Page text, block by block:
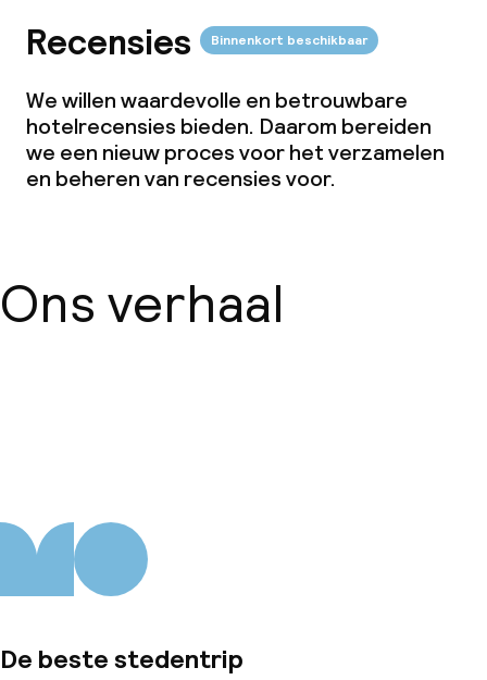
Recensies Binnenkort beschikbaar
We willen waardevolle en betrouwbare
hotelrecensies bieden. Daarom bereiden
we een nieuw proces voor het verzamelen
en beheren van recensies voor.
Ons verhaal
De beste stedentrip